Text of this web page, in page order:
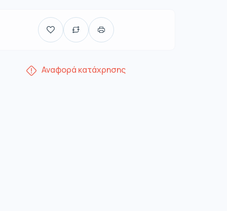
Αναφορά κατάχρησης